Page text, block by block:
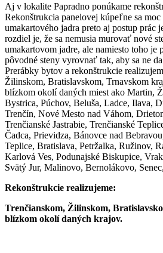
Aj v lokalite Papradno ponúkame
Rekonštrukcia panelovej kúpeľne sa
umakartového jadra preto aj postup
rozdiel je, že sa nemusia murovať nové
umakartovom jadre, ale namiesto toho je
pôvodné steny vyrovnať tak, aby sa ne
Prerábky bytov a rekonštrukcie
Žilinskom, Bratislavskom, Trnavskom
blízkom okolí daných miest ako Martin,
Bystrica, Púchov, Beluša, Ladce, Ilava,
Trenčín, Nové Mesto nad Váhom,
Trenčianské Jastrabie, Trenčianské
Čadca, Prievidza, Bánovce nad
Teplice, Bratislava, Petržalka, Ružinov,
Karlová Ves, Podunajské Biskupice,
Svätý Jur, Malinovo, Bernolákovo, Senec,
Rekonštrukcie realizujeme:
Trenčianskom, Žilinskom,
blízkom okolí daných krajov.